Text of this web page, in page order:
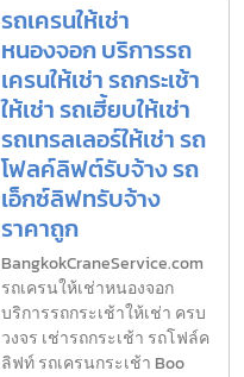
รถเครนให้เช่า
หนองจอก บริการรถ
เครนให้เช่า รถกระเช้า
ให้เช่า รถเฮี้ยบให้เช่า
รถเทรลเลอร์ให้เช่า รถ
โฟลค์ลิฟต์รับจ้าง รถ
เอ็กซ์ลิฟทรับจ้าง
ราคาถูก
BangkokCraneService.com
รถเครนให้เช่าหนองจอก
บริการรถกระเช้าให้เช่า ครบ
วงจร เช่ารถกระเช้า รถโฟล์ค
ลิฟท์ รถเครนกระเช้า Boo